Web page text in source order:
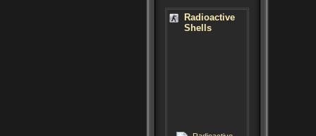
Radioactive
Shells